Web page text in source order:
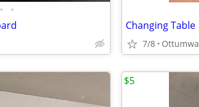
• •
Changing Table
7/8 Ottumwa
$5